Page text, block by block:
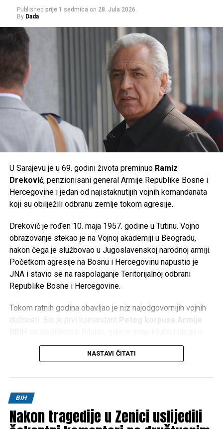
Građanima se savjetuje da izbjegavaju duži boravak na
suncu u najtoplijem dijelu dana, unose dovoljno tečnosti i
prate preporuke nadležnih službi, jer će naredni dani
donijeti ekstremne ljetne vrućine kakve se rijetko bilježe.
Share
Share
Published prije 1 sedmica on 28. Jula 2026.
By Dada
U Sarajevu je u 69. godini života preminuo Ramiz
Dreković, penzionisani general Armije Republike Bosne i
Hercegovine i jedan od najistaknutijih vojnih komandanata
koji su obilježili odbranu zemlje tokom agresije.
Dreković je rođen 10. maja 1957. godine u Tutinu. Vojno
obrazovanje stekao je na Vojnoj akademiji u Beogradu,
nakon čega je službovao u Jugoslavenskoj narodnoj armiji.
Početkom agresije na Bosnu i Hercegovinu napustio je
JNA i stavio se na raspolaganje Teritorijalnoj odbrani
Republike Bosne i Hercegovine.
Tokom ratnih godina obavljao je niz najodgovornijih vojnih
dužnosti. Bio je prvi komandant Petog korpusa Armije
organizaciji odbrane Bosanske krajine. Kasnije je preuzeo
Četvrtim korpusom Armije RBiH
politička pitanja Generalštaba Armije RBiH.
Za doprinos u odbrani Bosne i Hercegovine odlikovan je
brojnim vojnim i državnim priznanjima te je ostao upamćen
kao jedan od ključnih stratega u organizaciji i razvoju Armije
NASTAVI ČITATI
BIH
Nakon tragedije u Zenici uslijedili